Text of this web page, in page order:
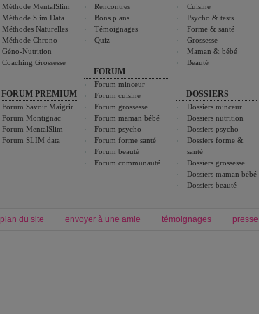
Méthode MentalSlim
Méthode Slim Data
Méthodes Naturelles
Méthode Chrono-
Géno-Nutrition
Coaching Grossesse
FORUM PREMIUM
Forum Savoir Maigrir
Forum Montignac
Forum MentalSlim
Forum SLIM data
Rencontres
Bons plans
Témoignages
Quiz
FORUM
Forum minceur
Forum cuisine
Forum grossesse
Forum maman bébé
Forum psycho
Forum forme santé
Forum beauté
Forum communauté
Cuisine
Psycho & tests
Forme & santé
Grossesse
Maman & bébé
Beauté
DOSSIERS
Dossiers minceur
Dossiers nutrition
Dossiers psycho
Dossiers forme &
santé
Dossiers grossesse
Dossiers maman bébé
Dossiers beauté
plan du site envoyer à une amie témoignages presse